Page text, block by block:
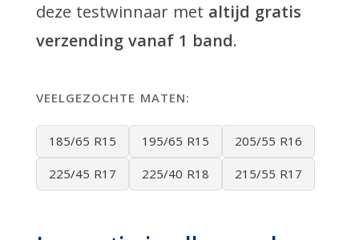
deze testwinnaar met altijd gratis
verzending vanaf 1 band.
VEELGEZOCHTE MATEN:
185/65 R15 195/65 R15 205/55 R16
225/45 R17 225/40 R18 215/55 R17